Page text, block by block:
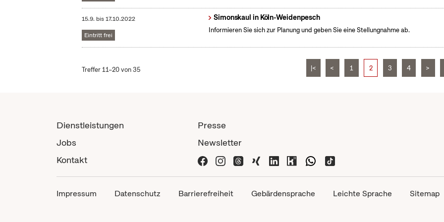
15.9. bis17.10.2022
Eintritt frei
Simonskaul in Köln-Weidenpesch
Informieren Sie sich zur Planung und geben Sie eine Stellungnahme ab.
Treffer 11–20 von 35 |< < 1 2 3 4 >
Dienstleistungen
Jobs
Kontakt
Presse
Newsletter
Impressum Datenschutz Barrierefreiheit Gebärdensprache Leichte Sprache Sitemap